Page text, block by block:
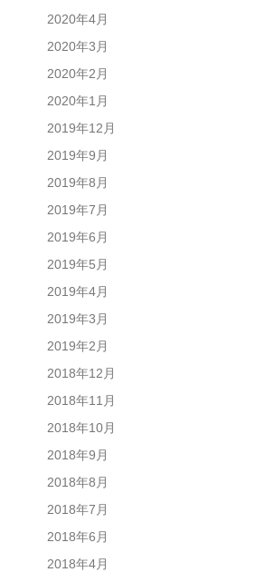
2020年4月
2020年3月
2020年2月
2020年1月
2019年12月
2019年9月
2019年8月
2019年7月
2019年6月
2019年5月
2019年4月
2019年3月
2019年2月
2018年12月
2018年11月
2018年10月
2018年9月
2018年8月
2018年7月
2018年6月
2018年4月